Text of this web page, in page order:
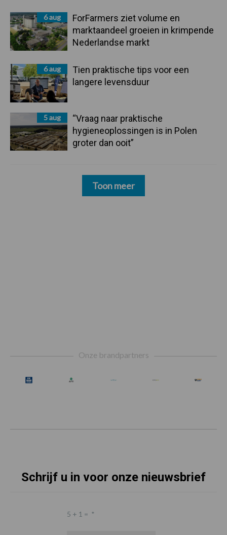
6 aug
ForFarmers ziet volume en
marktaandeel groeien in krimpende
Nederlandse markt
6 aug
Tien praktische tips voor een
langere levensduur
5 aug
“Vraag naar praktische
hygieneoplossingen is in Polen
groter dan ooit”
Toon meer
Onze brandpartners
Schrijf u in voor onze nieuwsbrief
5 + 1 = *